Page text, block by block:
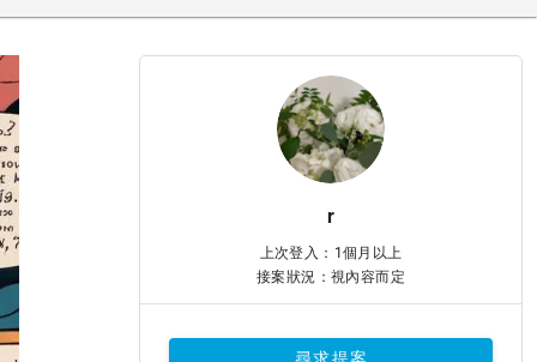
r
上次登入：1個月以上
接案狀況：視內容而定